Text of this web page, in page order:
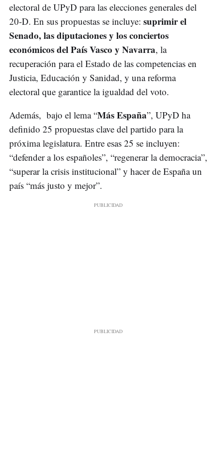
electoral de UPyD para las elecciones generales del
20-D. En sus propuestas se incluye: suprimir el
Senado, las diputaciones y los conciertos
económicos del País Vasco y Navarra, la
recuperación para el Estado de las competencias en
Justicia, Educación y Sanidad, y una reforma
electoral que garantice la igualdad del voto.
Además, bajo el lema “Más España”, UPyD ha
definido 25 propuestas clave del partido para la
próxima legislatura. Entre esas 25 se incluyen:
“defender a los españoles”, “regenerar la democracia”,
“superar la crisis institucional” y hacer de España un
país “más justo y mejor”.